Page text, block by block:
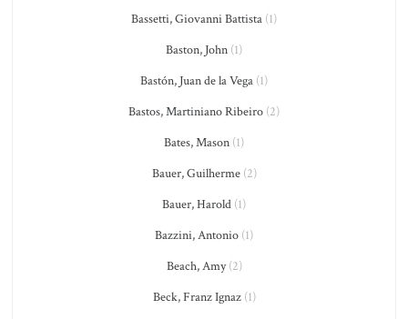
Bassetti, Giovanni Battista (1)
Baston, John (1)
Bastón, Juan de la Vega (1)
Bastos, Martiniano Ribeiro (2)
Bates, Mason (1)
Bauer, Guilherme(2)
Bauer, Harold (1)
Bazzini, Antonio (1)
Beach, Amy(2)
Beck, Franz Ignaz(1)